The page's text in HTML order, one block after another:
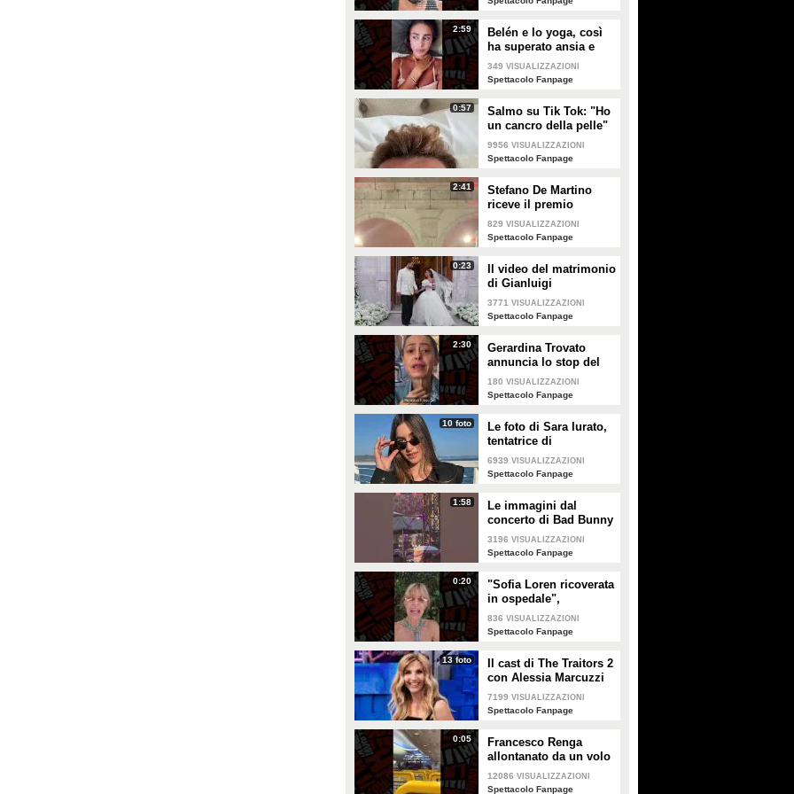
2:59
Belén e lo yoga, così
ha superato ansia e
attacchi di panico
349 VISUALIZZAZIONI
Spettacolo Fanpage
0:57
Salmo su Tik Tok: "Ho
un cancro della pelle"
e apre al dibattito sulle
creme solari
9956 VISUALIZZAZIONI
Spettacolo Fanpage
2:41
Stefano De Martino
riceve il premio
intitolato al padre
Enrico
829 VISUALIZZAZIONI
Spettacolo Fanpage
0:23
Il video del matrimonio
di Gianluigi
Donnarumma e Alessia
Elefante
3771 VISUALIZZAZIONI
Spettacolo Fanpage
2:30
Gerardina Trovato
annuncia lo stop del
tour per problemi di
salute
180 VISUALIZZAZIONI
Spettacolo Fanpage
10 foto
Le foto di Sara Iurato,
tentatrice di
Temptation Island 2026
6939 VISUALIZZAZIONI
Spettacolo Fanpage
1:58
Le immagini dal
concerto di Bad Bunny
a Milano
3196 VISUALIZZAZIONI
Spettacolo Fanpage
0:20
"Sofia Loren ricoverata
in ospedale",
Alessandra Mussolini
smentisce: "È serena e
836 VISUALIZZAZIONI
Spettacolo Fanpage
13 foto
Il cast di The Traitors 2
con Alessia Marcuzzi
7199 VISUALIZZAZIONI
Spettacolo Fanpage
0:05
Francesco Renga
allontanato da un volo
Ryanair dopo una
discussione con gli
12086 VISUALIZZAZIONI
Spettacolo Fanpage
visti, dal momento che lei non è in
Italia.
sorprese”.